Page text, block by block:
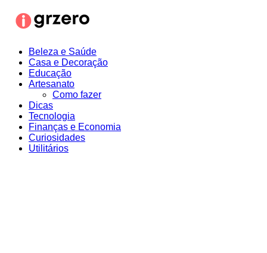
para
Beleza e Saúde
Casa e Decoração
Educação
Artesanato
Como fazer
Dicas
Tecnologia
Finanças e Economia
Curiosidades
Utilitários